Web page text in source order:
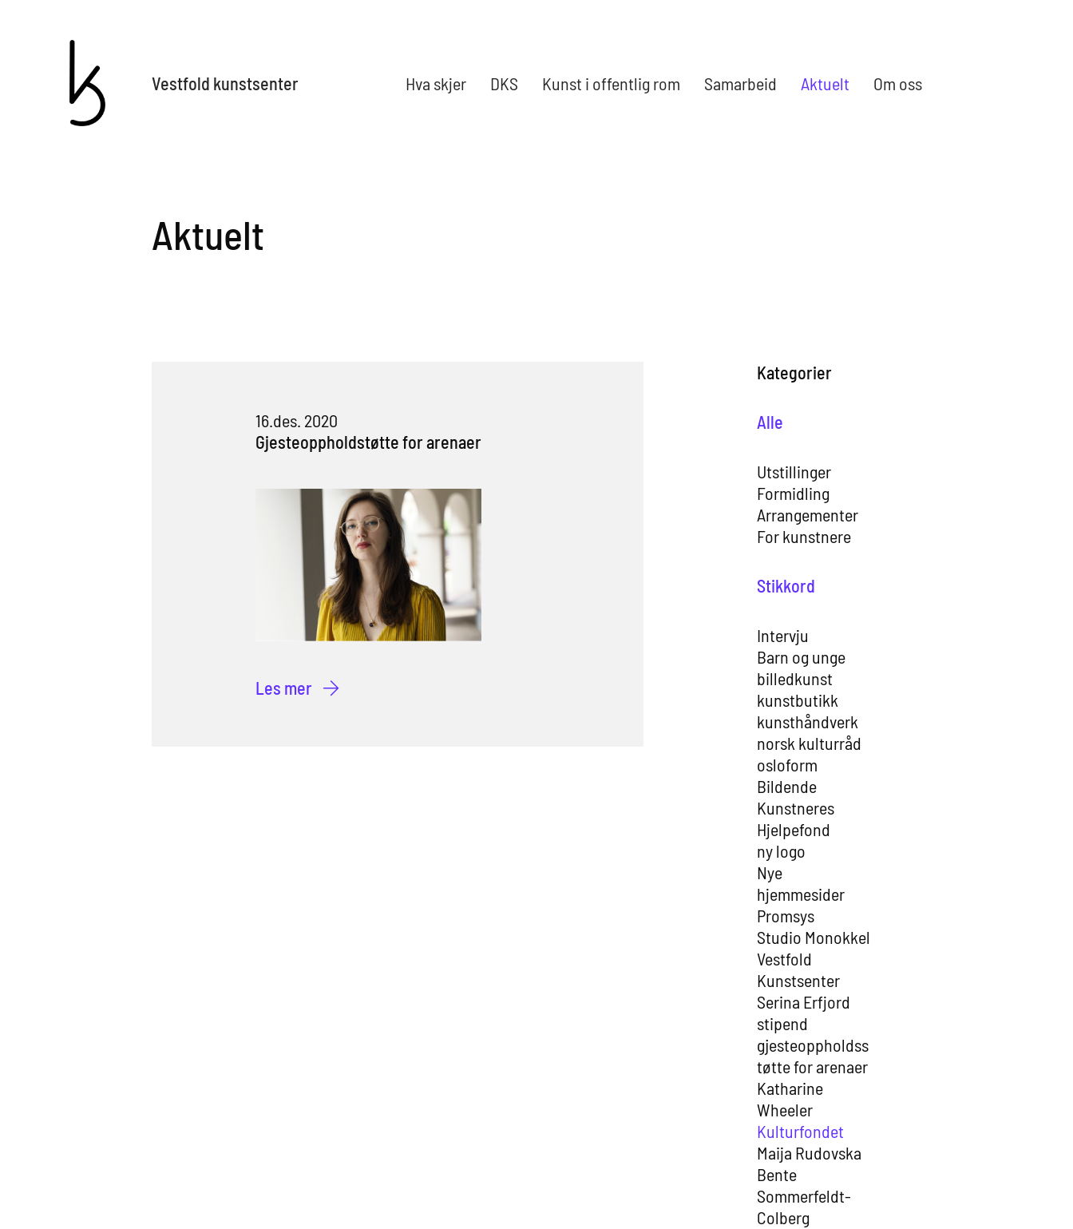
Vestfold kunstsenter Hva skjer DKS Kunst i offentlig rom Samarbeid Aktuelt Om oss
Aktuelt
16.des. 2020
Gjesteoppholdstøtte for arenaer
Les mer
Kategorier
Alle
Utstillinger
Formidling
Arrangementer
For kunstnere
Stikkord
Intervju
Barn og unge
billedkunst
kunstbutikk
kunsthåndverk
norsk kulturråd
osloform
Bildende
Kunstneres
Hjelpefond
ny logo
Nye
hjemmesider
Promsys
Studio Monokkel
Vestfold
Kunstsenter
Serina Erfjord
stipend
gjesteoppholdss
tøtte for arenaer
Katharine
Wheeler
Kulturfondet
Maija Rudovska
Bente
Sommerfeldt-
Colberg